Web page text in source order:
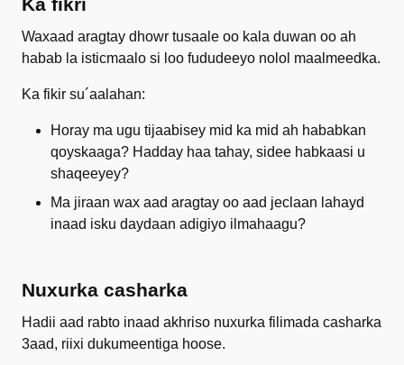
Ka fikri
Waxaad aragtay dhowr tusaale oo kala duwan oo ah
habab la isticmaalo si loo fududeeyo nolol maalmeedka.
Ka fikir su´aalahan:
Horay ma ugu tijaabisey mid ka mid ah hababkan
qoyskaaga? Hadday haa tahay, sidee habkaasi u
shaqeeyey?
Ma jiraan wax aad aragtay oo aad jeclaan lahayd
inaad isku daydaan adigiyo ilmahaagu?
Nuxurka casharka
Hadii aad rabto inaad akhriso nuxurka filimada casharka
3aad, riixi dukumeentiga hoose.